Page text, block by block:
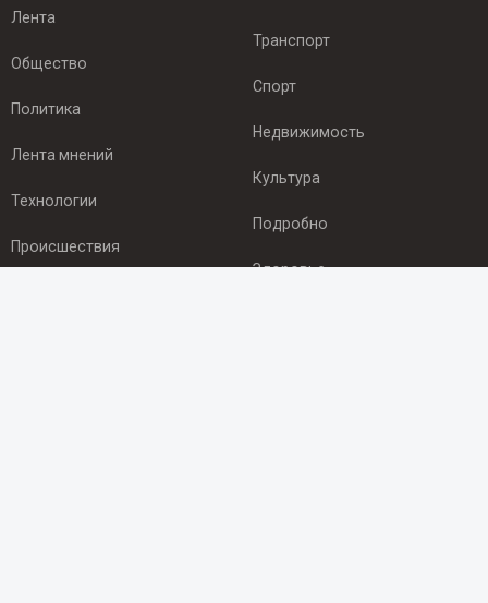
Лента
Общество
Политика
Лента мнений
Технологии
Происшествия
Транспорт
Спорт
Недвижимость
Культура
Подробно
Здоровье